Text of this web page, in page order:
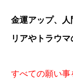
金運アップ、
リアやトラウマ
すべての願い事